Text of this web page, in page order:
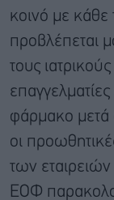
κοινό με
προβλέπεται
τους
φάρμακο μετά
οι
των
ΕΟΦ